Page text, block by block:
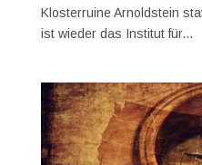
Klosterruine Arnoldstein
ist wieder das Institut für...